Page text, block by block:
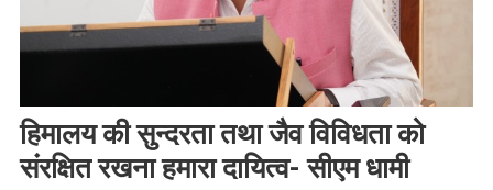
हिमालय की सुन्दरता तथा जैव विविधता को
संरक्षित रखना हमारा दायित्व- सीएम धामी